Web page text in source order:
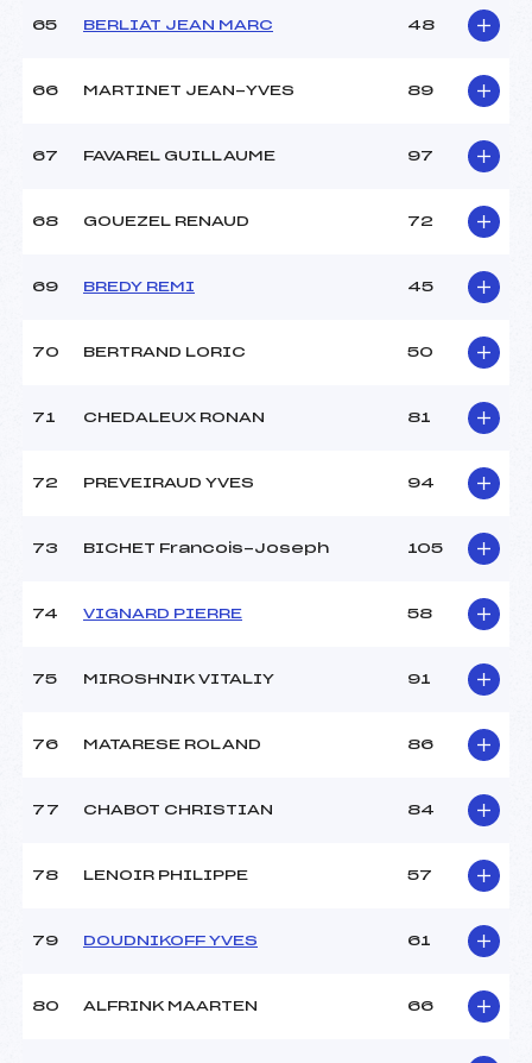
65 BERLIAT JEAN MARC 48
66 MARTINET JEAN-YVES 89
67 FAVAREL GUILLAUME 97
68 GOUEZEL RENAUD 72
69 BREDY REMI 45
70 BERTRAND LORIC 50
71 CHEDALEUX RONAN 81
72 PREVEIRAUD YVES 94
73 BICHET Francois-Joseph 105
74 VIGNARD PIERRE 58
75 MIROSHNIK VITALIY 91
76 MATARESE ROLAND 86
77 CHABOT CHRISTIAN 84
78 LENOIR PHILIPPE 57
79 DOUDNIKOFF YVES 61
80 ALFRINK MAARTEN 66